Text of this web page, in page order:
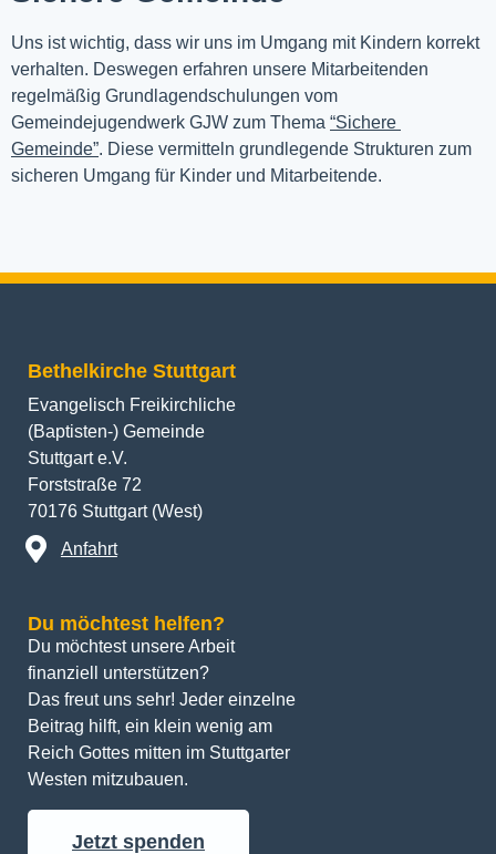
Uns ist wichtig, dass wir uns im Umgang mit Kindern korrekt
verhalten. Deswegen erfahren unsere Mitarbeitenden
regelmäßig Grundlagendschulungen vom
Gemeindejugendwerk GJW zum Thema “Sichere
Gemeinde”. Diese vermitteln grundlegende Strukturen zum
sicheren Umgang für Kinder und Mitarbeitende.
Bethelkirche Stuttgart
Evangelisch Freikirchliche
(Baptisten-) Gemeinde
Stuttgart e.V.
Forststraße 72
70176 Stuttgart (West)
Anfahrt
Du möchtest helfen?
Du möchtest unsere Arbeit
finanziell unterstützen?
Das freut uns sehr! Jeder einzelne
Beitrag hilft, ein klein wenig am
Reich Gottes mitten im Stuttgarter
Westen mitzubauen.
Jetzt spenden